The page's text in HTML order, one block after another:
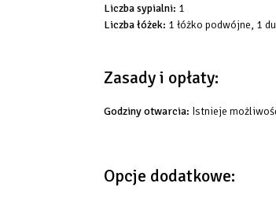
Liczba sypialni: 1
Liczba łóżek: 1 łóżko podwójne, 1
Zasady i opłaty:
Godziny otwarcia: Istnieje
Opcje dodatkowe: